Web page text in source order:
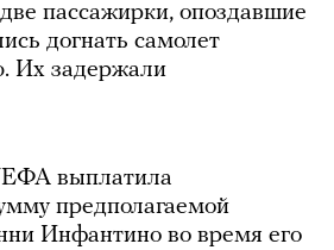
пассажирки, опоздавшие
догнать самолет
Их задержали
выплатила
предполагаемой
Инфантино во время его